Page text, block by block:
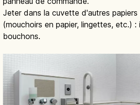
Jeter dans la cuvette d'autres papiers
(mouchoirs en papier, lingettes, etc.)
bouchons.